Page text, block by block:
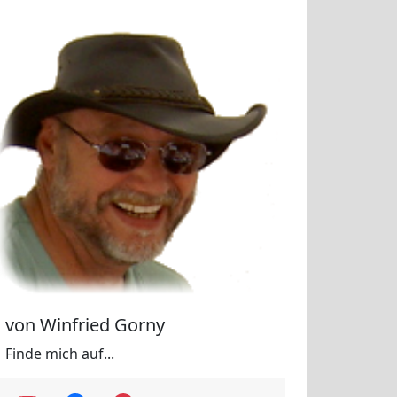
von Winfried Gorny
Finde mich auf...